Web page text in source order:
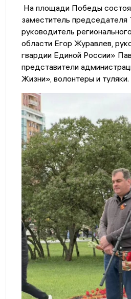
На площади Победы
заместитель
руководитель
области Егор Журавлев,
гвардии Единой России»
представители
Жизни», волонтеры и туляки.